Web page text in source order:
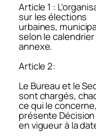
Article 1 :
sur les élections
urbaines,
selon le
annexe.
Article 2:
Le Bureau et le
sont chargés,
ce qui le
présente
en vigueur à la